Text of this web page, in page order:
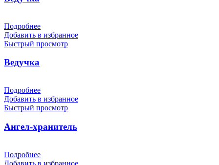
Подробнее
Добавить в избранное
Быстрый просмотр
Ведучка
Подробнее
Добавить в избранное
Быстрый просмотр
Ангел-хранитель
Подробнее
Добавить в избранное